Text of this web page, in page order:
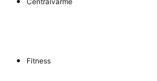
Fitness